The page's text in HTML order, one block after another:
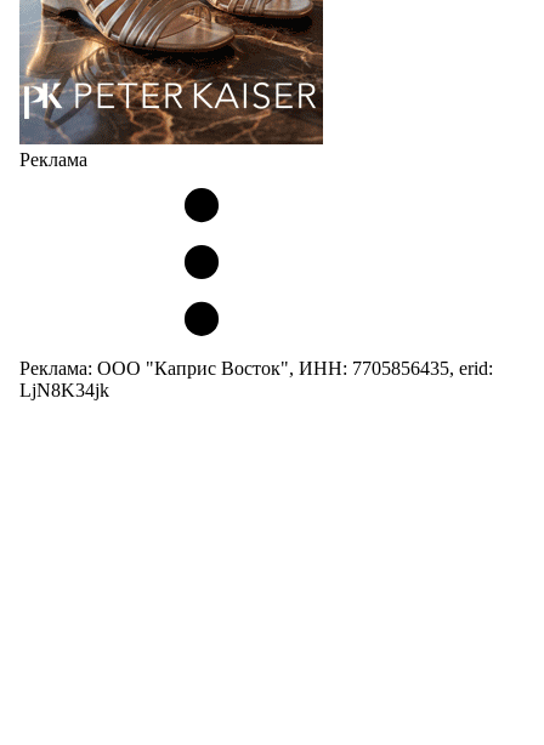
Реклама
Реклама: ООО "Каприс Восток", ИНН: 7705856435, erid:
LjN8K34jk